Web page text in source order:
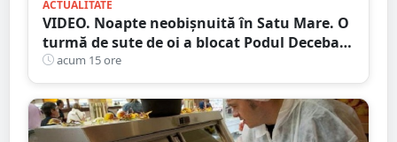
ACTUALITATE
VIDEO. Noapte neobișnuită în Satu Mare. O
turmă de sute de oi a blocat Podul Decebal.
Gest de apreciat al ciobanului
acum 15 ore